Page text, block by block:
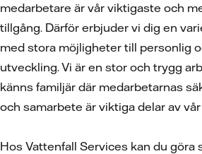
medarbetare är vår viktigaste och
tillgång. Därför erbjuder vi dig en
med stora möjligheter till personlig
utveckling. Vi är en stor och trygg
känns familjär där medarbetarnas
och samarbete är viktiga delar av
Hos Vattenfall Services kan du göra